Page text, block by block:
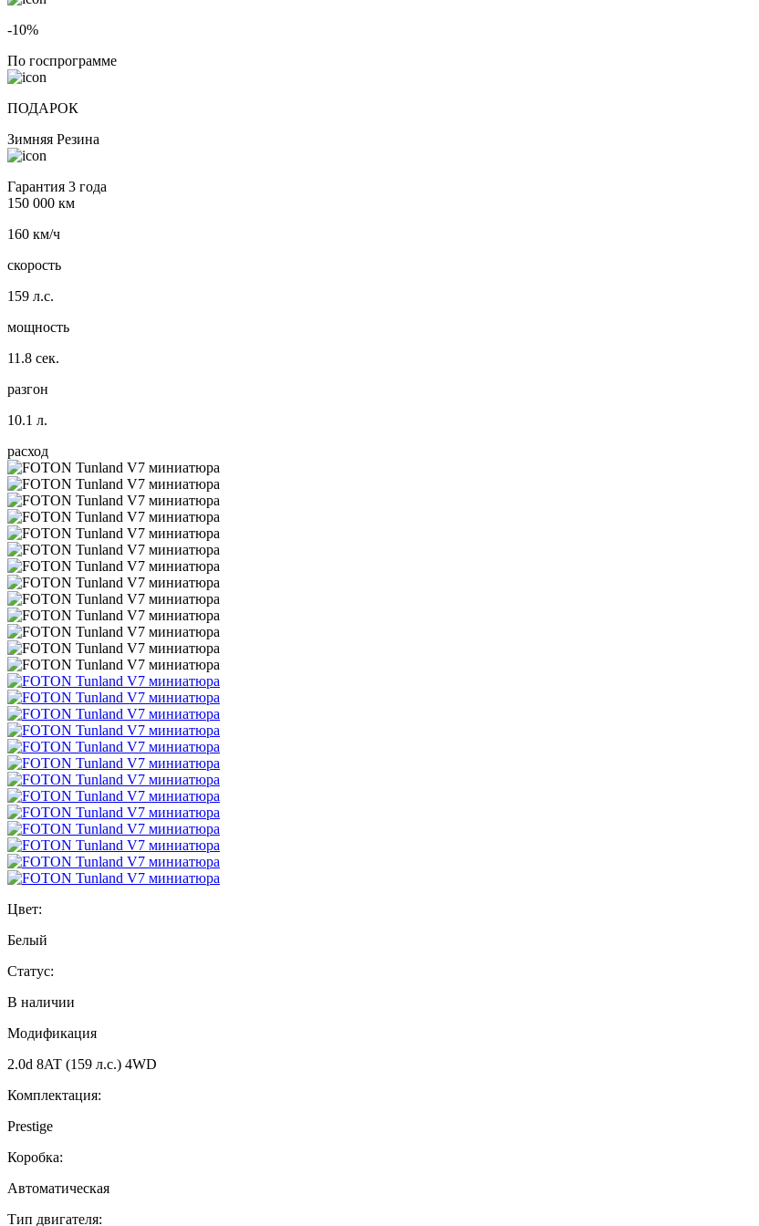
-10%
По госпрограмме
ПОДАРОК
Зимняя Резина
Гарантия 3 года
150 000 км
160 км/ч
скорость
159 л.с.
мощность
11.8 сек.
разгон
10.1 л.
расход
Цвет:
Белый
Статус:
В наличии
Модификация
2.0d 8AT (159 л.с.) 4WD
Комплектация:
Prestige
Коробка:
Автоматическая
Тип двигателя: